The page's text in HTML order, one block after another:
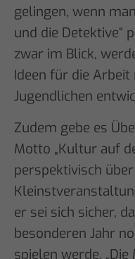
gelingen, wenn
und die Detektive“
zwar im Blick,
Ideen für die
Jugendlichen
Zudem gebe es
Motto „Kultur auf
perspektivisch
er sei sich sicher,
besonderen Jahr
spielen werde.